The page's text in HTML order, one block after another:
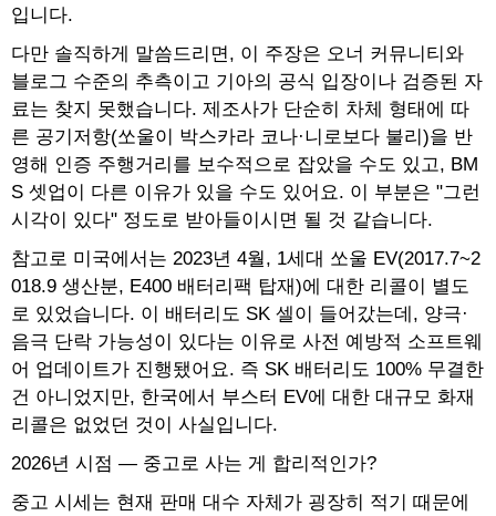
입니다.
다만 솔직하게 말씀드리면, 이 주장은 오너 커뮤니티와
블로그 수준의 추측이고 기아의 공식 입장이나 검증된 자
료는 찾지 못했습니다. 제조사가 단순히 차체 형태에 따
른 공기저항(쏘울이 박스카라 코나·니로보다 불리)을 반
영해 인증 주행거리를 보수적으로 잡았을 수도 있고, BM
S 셋업이 다른 이유가 있을 수도 있어요. 이 부분은 "그런
시각이 있다" 정도로 받아들이시면 될 것 같습니다.
참고로 미국에서는 2023년 4월, 1세대 쏘울 EV(2017.7~2
018.9 생산분, E400 배터리팩 탑재)에 대한 리콜이 별도
로 있었습니다. 이 배터리도 SK 셀이 들어갔는데, 양극·
음극 단락 가능성이 있다는 이유로 사전 예방적 소프트웨
어 업데이트가 진행됐어요. 즉 SK 배터리도 100% 무결한
건 아니었지만, 한국에서 부스터 EV에 대한 대규모 화재
리콜은 없었던 것이 사실입니다.
2026년 시점 — 중고로 사는 게 합리적인가?
중고 시세는 현재 판매 대수 자체가 굉장히 적기 때문에